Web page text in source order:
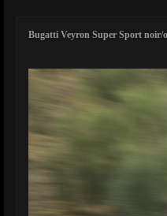
Bugatti Veyron Super Sport noir/